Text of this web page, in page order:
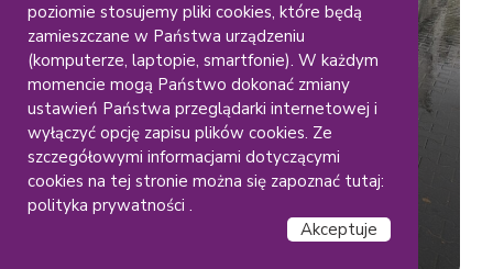
Duze Elementy
Gabaryty
Lakiernia Koczargi
Malowanie dużych
konstrukcji stalowych – RAL
(9006)
poziomie stosujemy pliki cookies, które będą
zamieszczane w Państwa urządzeniu
(komputerze, laptopie, smartfonie). W każdym
momencie mogą Państwo dokonać zmiany
ustawień Państwa przeglądarki internetowej i
wyłączyć opcję zapisu plików cookies. Ze
szczegółowymi informacjami dotyczącymi
cookies na tej stronie można się zapoznać tutaj:
polityka prywatności .
Akceptuje